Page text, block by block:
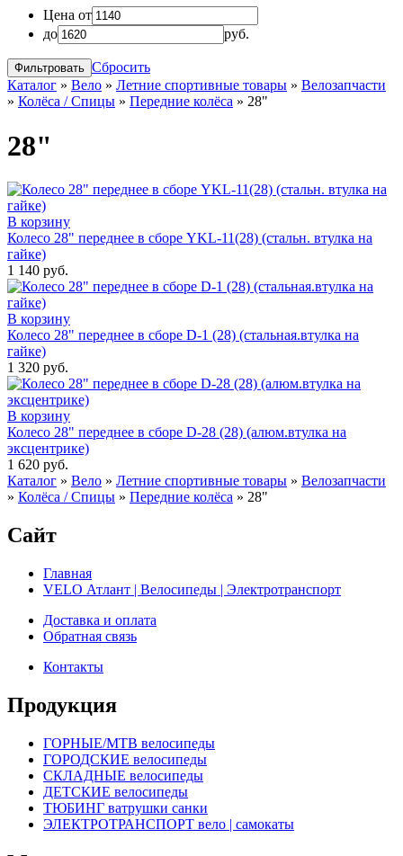
Цена от
до
руб.
Сбросить
Каталог » Вело » Летние спортивные товары » Велозапчасти
» Колёса / Спицы » Передние колёса » 28"
28"
В корзину
Колесо 28" переднее в сборе YKL-11(28) (стальн. втулка на
гайке)
1 140 руб.
В корзину
Колесо 28" переднее в сборе D-1 (28) (стальная.втулка на
гайке)
1 320 руб.
В корзину
Колесо 28" переднее в сборе D-28 (28) (алюм.втулка на
эксцентрике)
1 620 руб.
Каталог » Вело » Летние спортивные товары » Велозапчасти
» Колёса / Спицы » Передние колёса » 28"
Сайт
Главная
VELO Атлант | Велосипеды | Электротранспорт
Доставка и оплата
Обратная связь
Контакты
Продукция
ГОРНЫЕ/MTB велосипеды
ГОРОДСКИЕ велосипеды
СКЛАДНЫЕ велосипеды
ДЕТСКИЕ велосипеды
ТЮБИНГ ватрушки санки
ЭЛЕКТРОТРАНСПОРТ вело | самокаты